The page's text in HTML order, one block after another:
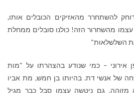
להשתחרר מהאזיקים הכובלים אותו,
מהשחרור הזה! כולנו סובלים ממחלת
השלשלאות"
אירוני – כמי שנודע בהצהרתו על "מות
של אנשי דת. בהיותו בן חמש, מת אביו
גם ניטשה עצמו סבל כבר מגיל